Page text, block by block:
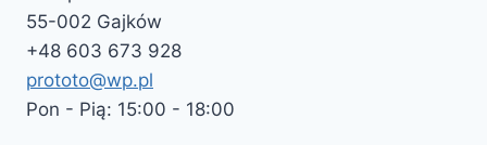
55-002 Gajków
+48 603 673 928
prototo@wp.pl
Pon - Pią: 15:00 - 18:00